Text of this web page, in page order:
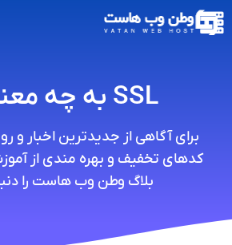
SSL به چه معناست
برای آگاهی از جدیدترین اخبار و
کدهای تخفیف و بهره مندی از
بلاگ وطن وب هاست را